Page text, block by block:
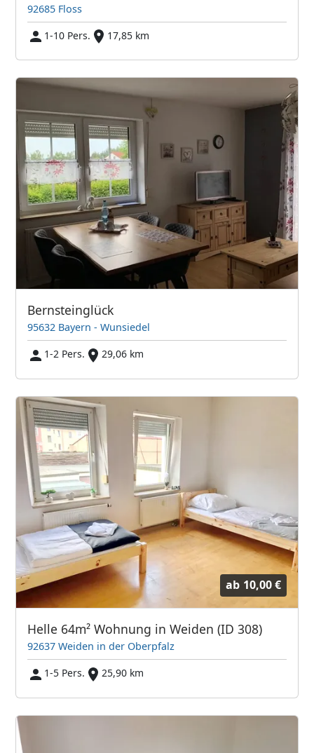
92685 Floss
1-10 Pers.
17,85 km
Bernsteinglück
95632 Bayern - Wunsiedel
1-2 Pers.
29,06 km
ab 10,00 €
Helle 64m² Wohnung in Weiden (ID 308)
92637 Weiden in der Oberpfalz
1-5 Pers.
25,90 km